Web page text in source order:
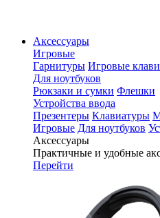
Аксессуары
Игровые
Гарнитуры Игровые
Для ноутбуков
Рюкзаки и сумки Флешки
Устройства ввода
Презентеры Клавиатуры
Игровые Для ноутбуков
Аксессуары
Практичные и удобные
Перейти